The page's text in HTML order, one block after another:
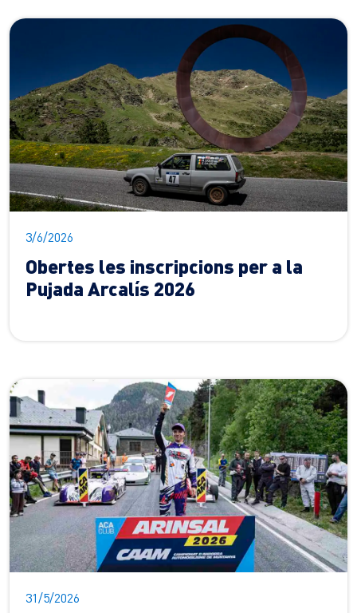
3/6/2026
Obertes les inscripcions per a la
Pujada Arcalís 2026
31/5/2026